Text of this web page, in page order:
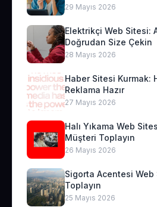
29 Mayıs 2026
Elektrikçi Web Sitesi:
Doğrudan Size Çekin
28 Mayıs 2026
Haber Sitesi Kurmak:
Reklama Hazır
27 Mayıs 2026
Halı Yıkama Web
Müşteri Toplayın
26 Mayıs 2026
Sigorta Acentesi
Toplayın
25 Mayıs 2026